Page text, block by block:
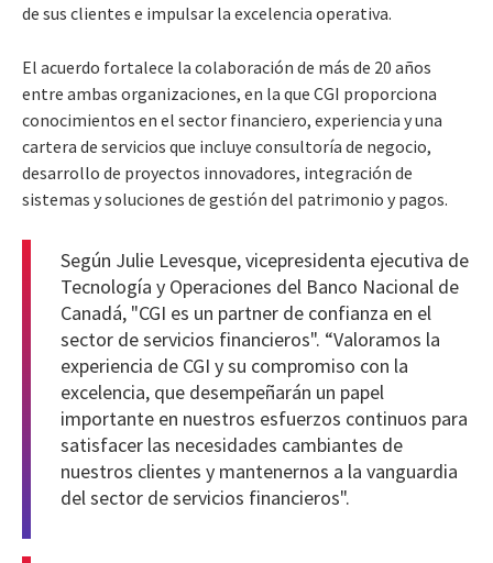
de sus clientes e impulsar la excelencia operativa.
El acuerdo fortalece la colaboración de más de 20 años
entre ambas organizaciones, en la que CGI proporciona
conocimientos en el sector financiero, experiencia y una
cartera de servicios que incluye consultoría de negocio,
desarrollo de proyectos innovadores, integración de
sistemas y soluciones de gestión del patrimonio y pagos.
Según Julie Levesque, vicepresidenta ejecutiva de
Tecnología y Operaciones del Banco Nacional de
Canadá, "CGI es un partner de confianza en el
sector de servicios financieros". “Valoramos la
experiencia de CGI y su compromiso con la
excelencia, que desempeñarán un papel
importante en nuestros esfuerzos continuos para
satisfacer las necesidades cambiantes de
nuestros clientes y mantenernos a la vanguardia
del sector de servicios financieros".